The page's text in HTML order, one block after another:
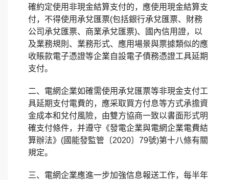
確約定使用非現金結算支付的，應使用現金結算支
付，不得使用承兌匯票(包括銀行承兌匯票、財務
公司承兌匯票、商業承兌匯票)、國內信用證，以
及業務規則、業務形式、應用場景與票據類似的應
收賬款電子憑證等企業自設電子債務憑證工具延期
支付。
二、電網企業如確需使用承兌匯票等非現金支付工
具延期支付電費的，應采取買方付息等方式承擔資
金成本和兌付風險，由雙方協商一致以書面形式明
確支付條件，并遵守《發電企業與電網企業電費結
算辦法》(國能發監管〔2020〕79號)第十八條有關
規定。
三、電網企業應進一步加強信息報送工作，每半年